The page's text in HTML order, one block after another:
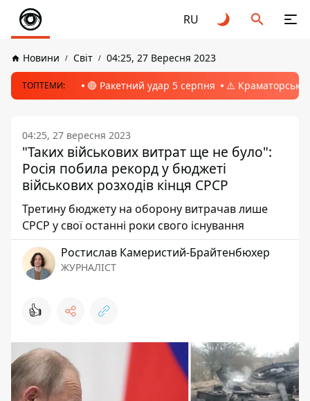
RU
Новини Світ 04:25, 27 Вересня 2023
ТОПТЕМИ: 🔴 Ракетний удар 5 серпня ⚠️ Краматорськ,
04:25, 27 вересня 2023
"Таких військових витрат ще не було":
Росія побила рекорд у бюджеті
військових розходів кінця СРСР
Третину бюджету на оборону витрачав лише
СРСР у свої останні роки свого існування
Ростислав Камеристий-Брайтенбюхер
ЖУРНАЛІСТ
👍